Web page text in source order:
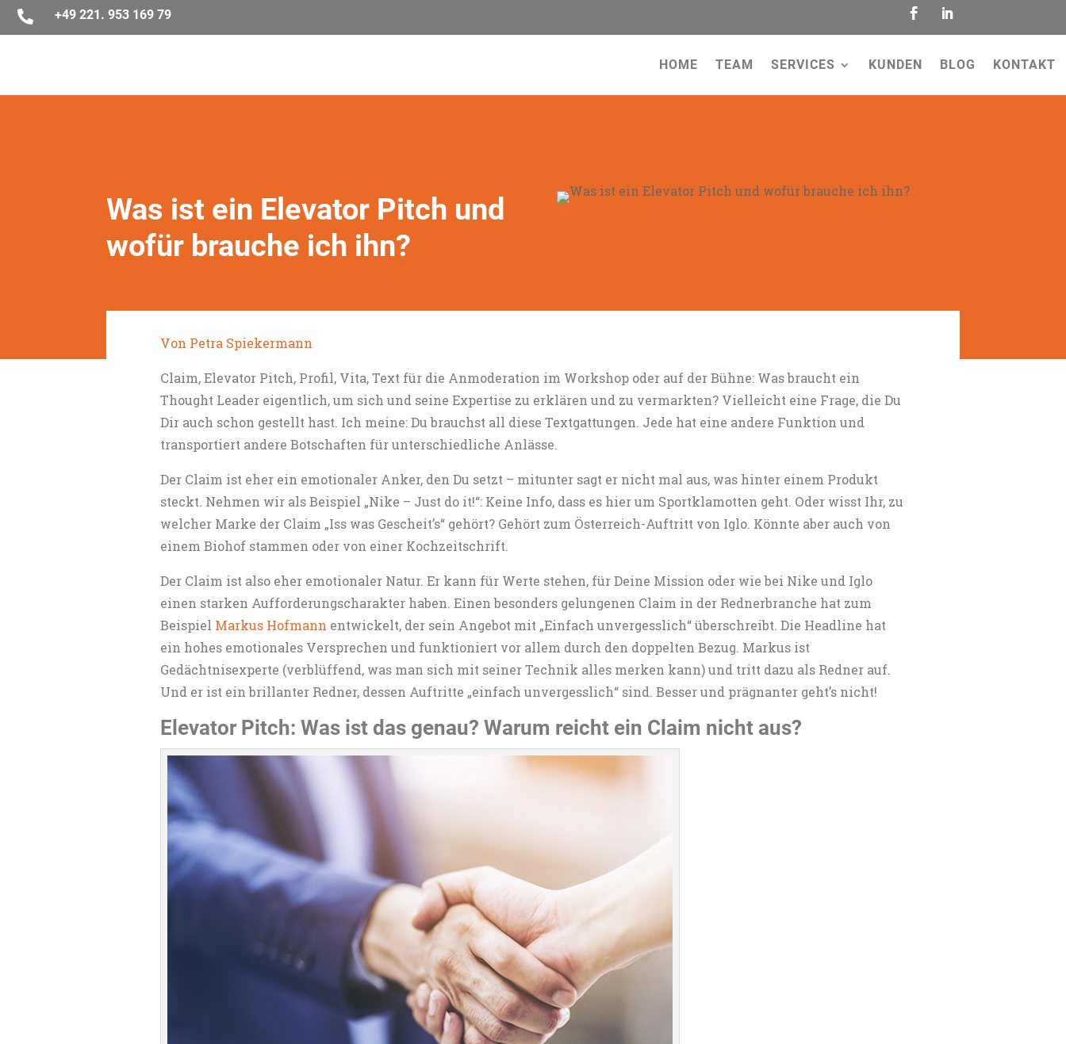
 +49 221. 953 169 79
HOME TEAM SERVICES KUNDEN BLOG KONTAKT
Was ist ein Elevator Pitch und
wofür brauche ich ihn?
Von Petra Spiekermann
Claim, Elevator Pitch, Profil, Vita, Text für die Anmoderation im Workshop oder auf der Bühne: Was braucht ein
Thought Leader eigentlich, um sich und seine Expertise zu erklären und zu vermarkten? Vielleicht eine Frage, die Du
Dir auch schon gestellt hast. Ich meine: Du brauchst all diese Textgattungen. Jede hat eine andere Funktion und
transportiert andere Botschaften für unterschiedliche Anlässe.
Der Claim ist eher ein emotionaler Anker, den Du setzt – mitunter sagt er nicht mal aus, was hinter einem Produkt
steckt. Nehmen wir als Beispiel „Nike – Just do it!“: Keine Info, dass es hier um Sportklamotten geht. Oder wisst Ihr, zu
welcher Marke der Claim „Iss was Gescheit’s“ gehört? Gehört zum Österreich-Auftritt von Iglo. Könnte aber auch von
einem Biohof stammen oder von einer Kochzeitschrift.
Der Claim ist also eher emotionaler Natur. Er kann für Werte stehen, für Deine Mission oder wie bei Nike und Iglo
einen starken Aufforderungscharakter haben. Einen besonders gelungenen Claim in der Rednerbranche hat zum
Beispiel Markus Hofmann entwickelt, der sein Angebot mit „Einfach unvergesslich“ überschreibt. Die Headline hat
ein hohes emotionales Versprechen und funktioniert vor allem durch den doppelten Bezug. Markus ist
Gedächtnisexperte (verblüffend, was man sich mit seiner Technik alles merken kann) und tritt dazu als Redner auf.
Und er ist ein brillanter Redner, dessen Auftritte „einfach unvergesslich“ sind. Besser und prägnanter geht’s nicht!
Elevator Pitch: Was ist das genau? Warum reicht ein Claim nicht aus?